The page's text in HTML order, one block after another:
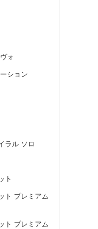
ォ
ション
ラル ソロ
ト
ト プレミアム
ト プレミアム